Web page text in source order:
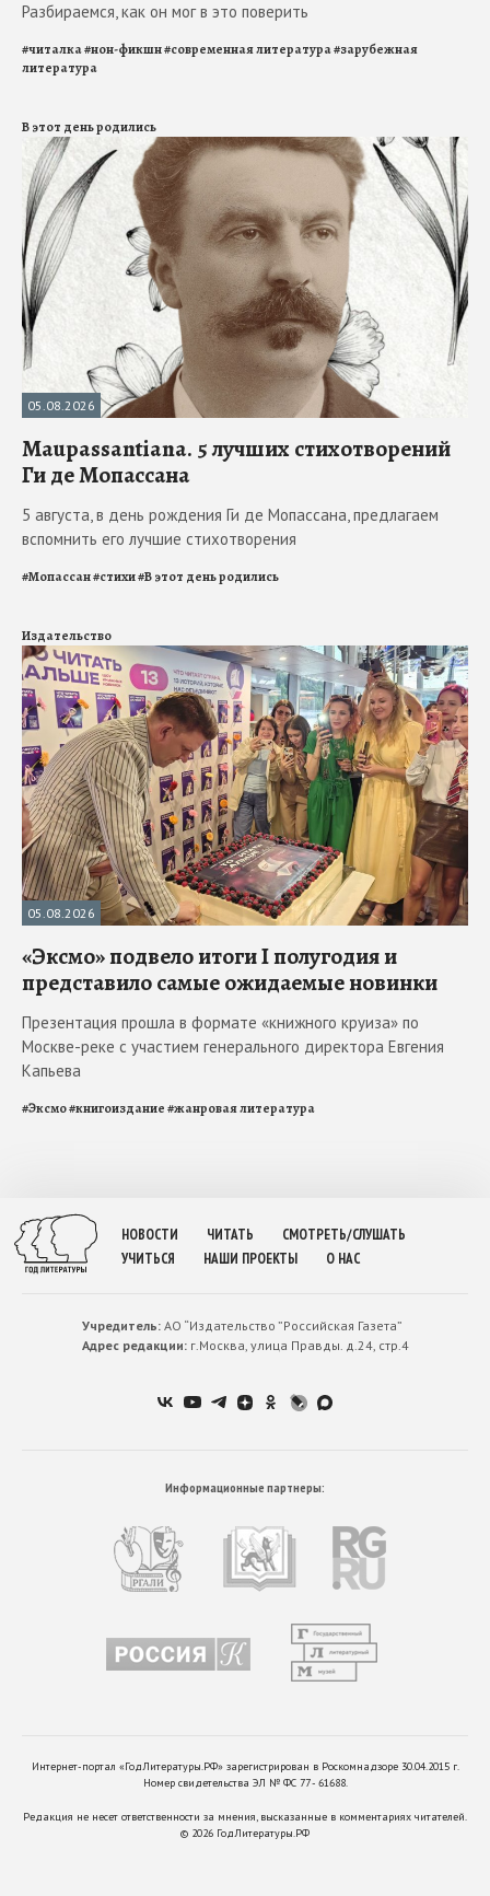
Разбираемся, как он мог в это поверить
#читалка#нон-фикшн#современная литература#зарубежная
литература
В этот день родились
05.08.2026
Maupassantiana. 5 лучших стихотворений
Ги де Мопассана
5 августа, в день рождения Ги де Мопассана, предлагаем
вспомнить его лучшие стихотворения
#Мопассан#стихи#В этот день родились
Издательство
05.08.2026
«Эксмо» подвело итоги I полугодия и
представило самые ожидаемые новинки
Презентация прошла в формате «книжного круиза» по
Москве-реке с участием генерального директора Евгения
Капьева
#Эксмо#книгоиздание#жанровая литература
НОВОСТИ ЧИТАТЬ
СМОТРЕТЬ/СЛУШАТЬ
УЧИТЬСЯ
НАШИ ПРОЕКТЫ О НАС
Учредитель:АО “Издательство ”Российская Газета”
Адрес редакции:г.Москва, улица Правды. д.24, стр.4
Информационные партнеры:
Интернет-портал «ГодЛитературы.РФ» зарегистрирован в Роскомнадзоре 30.04.2015 г.
Номер свидетельства ЭЛ № ФС 77 - 61688.
Редакция не несет ответственности за мнения, высказанные в комментариях читателей.
© 2026 ГодЛитературы.РФ